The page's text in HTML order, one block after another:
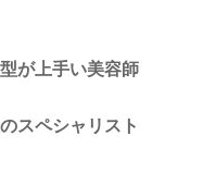
が上手い美容師
スペシャリスト